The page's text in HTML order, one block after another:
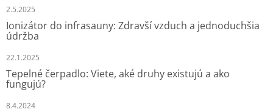
2.5.2025
Ionizátor do infrasauny: Zdravší vzduch a jednoduchšia
údržba
22.1.2025
Tepelné čerpadlo: Viete, aké druhy existujú a ako
fungujú?
8.4.2024